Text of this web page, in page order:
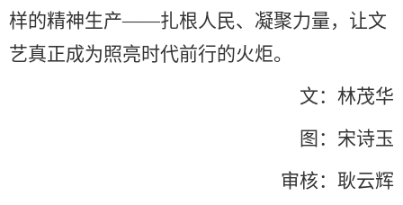
样的精神生产——扎根人民、凝聚力量，让文
艺真正成为照亮时代前行的火炬。
文：林茂华
图：宋诗玉
审核：耿云辉